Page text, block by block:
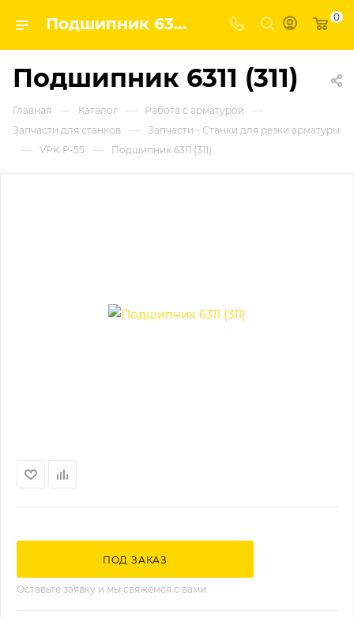
Подшипник 6311 (311) | Завод строительных и промышленных механизмов VPK 0
Подшипник 6311 (311)
Главная — Каталог — Работа с арматурой —
Запчасти для станков — Запчасти - Станки для резки арматуры
— VPK Р-55 — Подшипник 6311 (311)
ПОД ЗАКАЗ
Оставьте заявку и мы свяжемся с вами